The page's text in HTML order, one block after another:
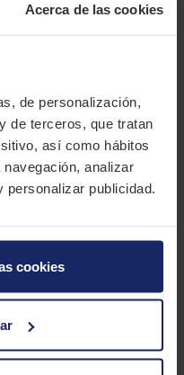
Acerca de las cookies
de personalización,
de terceros, que tratan
así como hábitos
analizar
publicidad.
cookies